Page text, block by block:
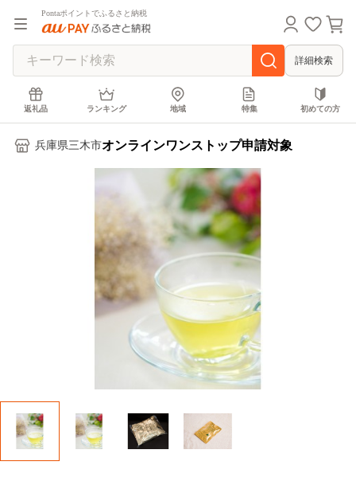
Pontaポイントでふるさと納税
詳細検索
返礼品 ランキング 地域 特集 初めての方
兵庫県三木市オンラインワンストップ申請対象